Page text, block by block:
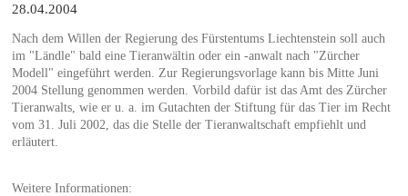
28.04.2004
Nach dem Willen der Regierung des Fürstentums Liechtenstein soll auch
im "Ländle" bald eine Tieranwältin oder ein -anwalt nach "Zürcher
Modell" eingeführt werden. Zur Regierungsvorlage kann bis Mitte Juni
2004 Stellung genommen werden. Vorbild dafür ist das Amt des Zürcher
Tieranwalts, wie er u. a. im Gutachten der Stiftung für das Tier im Recht
vom 31. Juli 2002, das die Stelle der Tieranwaltschaft empfiehlt und
erläutert.
Weitere Informationen: